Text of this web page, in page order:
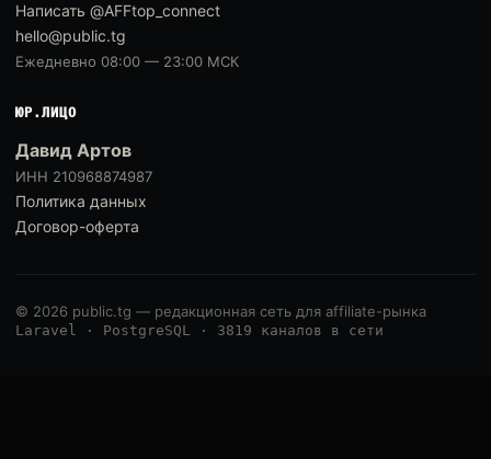
Написать @AFFtop_connect
hello@public.tg
Ежедневно 08:00 — 23:00 МСК
ЮР.ЛИЦО
Давид Артов
ИНН 210968874987
Политика данных
Договор-оферта
© 2026 public.tg — редакционная сеть для affiliate-рынка
Laravel · PostgreSQL · 3819 каналов в сети